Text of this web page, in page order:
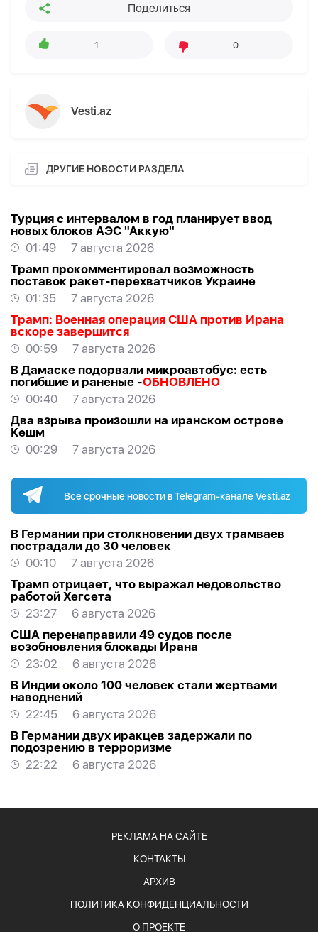
Поделиться
1 0
Vesti.az
ДРУГИЕ НОВОСТИ РАЗДЕЛА
Турция с интервалом в год планирует ввод
новых блоков АЭС "Аккую"
01:49
7 августа 2026
Трамп прокомментировал возможность
поставок ракет-перехватчиков Украине
01:35
7 августа 2026
Трамп: Военная операция США против Ирана
вскоре завершится
00:59
7 августа 2026
В Дамаске подорвали микроавтобус: есть
погибшие и раненые -ОБНОВЛЕНО
00:40
7 августа 2026
Два взрыва произошли на иранском острове
Кешм
00:29
7 августа 2026
Все срочные новости в Telegram-канале Vesti.az
В Германии при столкновении двух трамваев
пострадали до 30 человек
00:10
7 августа 2026
Трамп отрицает, что выражал недовольство
работой Хегсета
23:27
6 августа 2026
США перенаправили 49 судов после
возобновления блокады Ирана
23:02
6 августа 2026
В Индии около 100 человек стали жертвами
наводнений
22:45
6 августа 2026
В Германии двух иракцев задержали по
подозрению в терроризме
22:22
6 августа 2026
РЕКЛАМА НА САЙТЕ
КОНТАКТЫ
АРХИВ
ПОЛИТИКА КОНФИДЕНЦИАЛЬНОСТИ
О ПРОЕКТЕ